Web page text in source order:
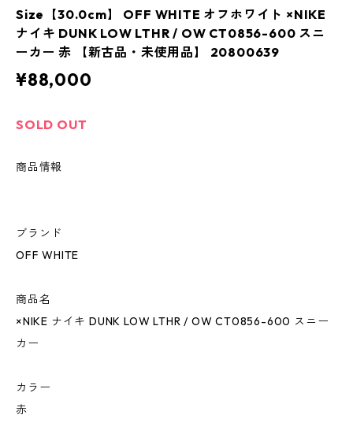
Size【30.0cm】 OFF WHITE オフホワイト ×NIKE
ナイキ DUNK LOW LTHR / OW CT0856-600 スニ
ーカー 赤 【新古品・未使用品】 20800639
¥88,000
SOLD OUT
商品情報
ブランド
OFF WHITE
商品名
×NIKE ナイキ DUNK LOW LTHR / OW CT0856-600 スニー
カー
カラー
赤